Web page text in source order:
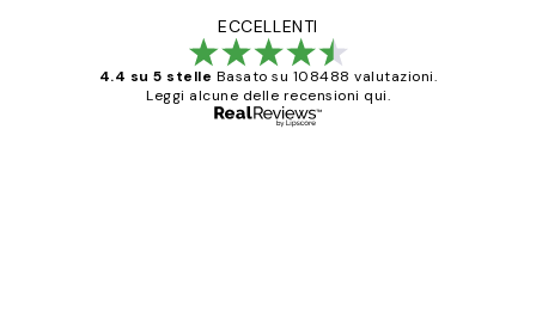
ECCELLENTI
4.4 su 5 stelle Basato su 108488 valutazioni.
Leggi alcune delle recensioni qui.